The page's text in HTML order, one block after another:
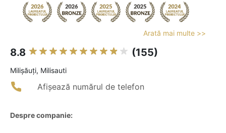
Arată mai multe >>
8.8 (155)
Milişăuţi, Milisauti
Afișează numărul de telefon
Despre companie: